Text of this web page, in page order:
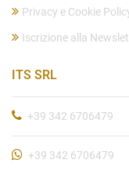
Privacy e Cookie
Iscrizione alla
ITS SRL
+39 342 6706479
+39 342 6706479